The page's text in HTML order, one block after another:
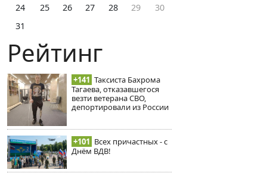
24
25 26 27 28 29
30
31
Рейтинг
+141 Таксиста Бахрома
Тагаева, отказавшегося
везти ветерана СВО,
депортировали из России
+101 Всех причастных - с
Днём ВДВ!